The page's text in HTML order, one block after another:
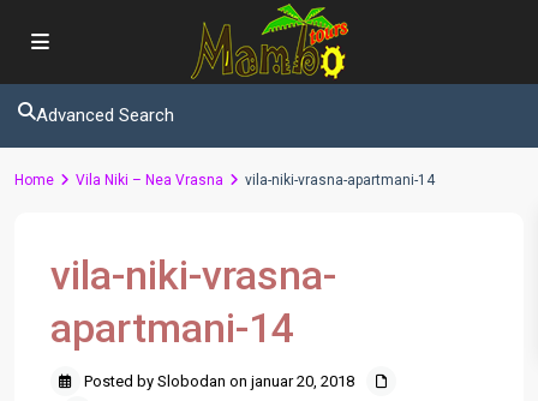
Advanced Search
Home Vila Niki – Nea Vrasna vila-niki-vrasna-apartmani-14
vila-niki-vrasna-
apartmani-14
Posted by Slobodan on januar 20, 2018